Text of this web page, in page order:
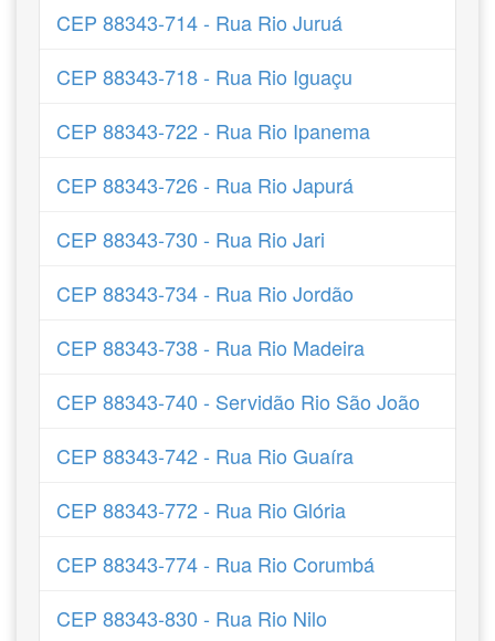
CEP 88343-714 - Rua Rio Juruá
CEP 88343-718 - Rua Rio Iguaçu
CEP 88343-722 - Rua Rio Ipanema
CEP 88343-726 - Rua Rio Japurá
CEP 88343-730 - Rua Rio Jari
CEP 88343-734 - Rua Rio Jordão
CEP 88343-738 - Rua Rio Madeira
CEP 88343-740 - Servidão Rio São João
CEP 88343-742 - Rua Rio Guaíra
CEP 88343-772 - Rua Rio Glória
CEP 88343-774 - Rua Rio Corumbá
CEP 88343-830 - Rua Rio Nilo